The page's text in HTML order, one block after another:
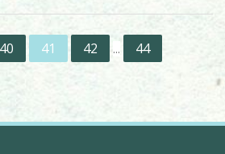
40 41 42 ...
44